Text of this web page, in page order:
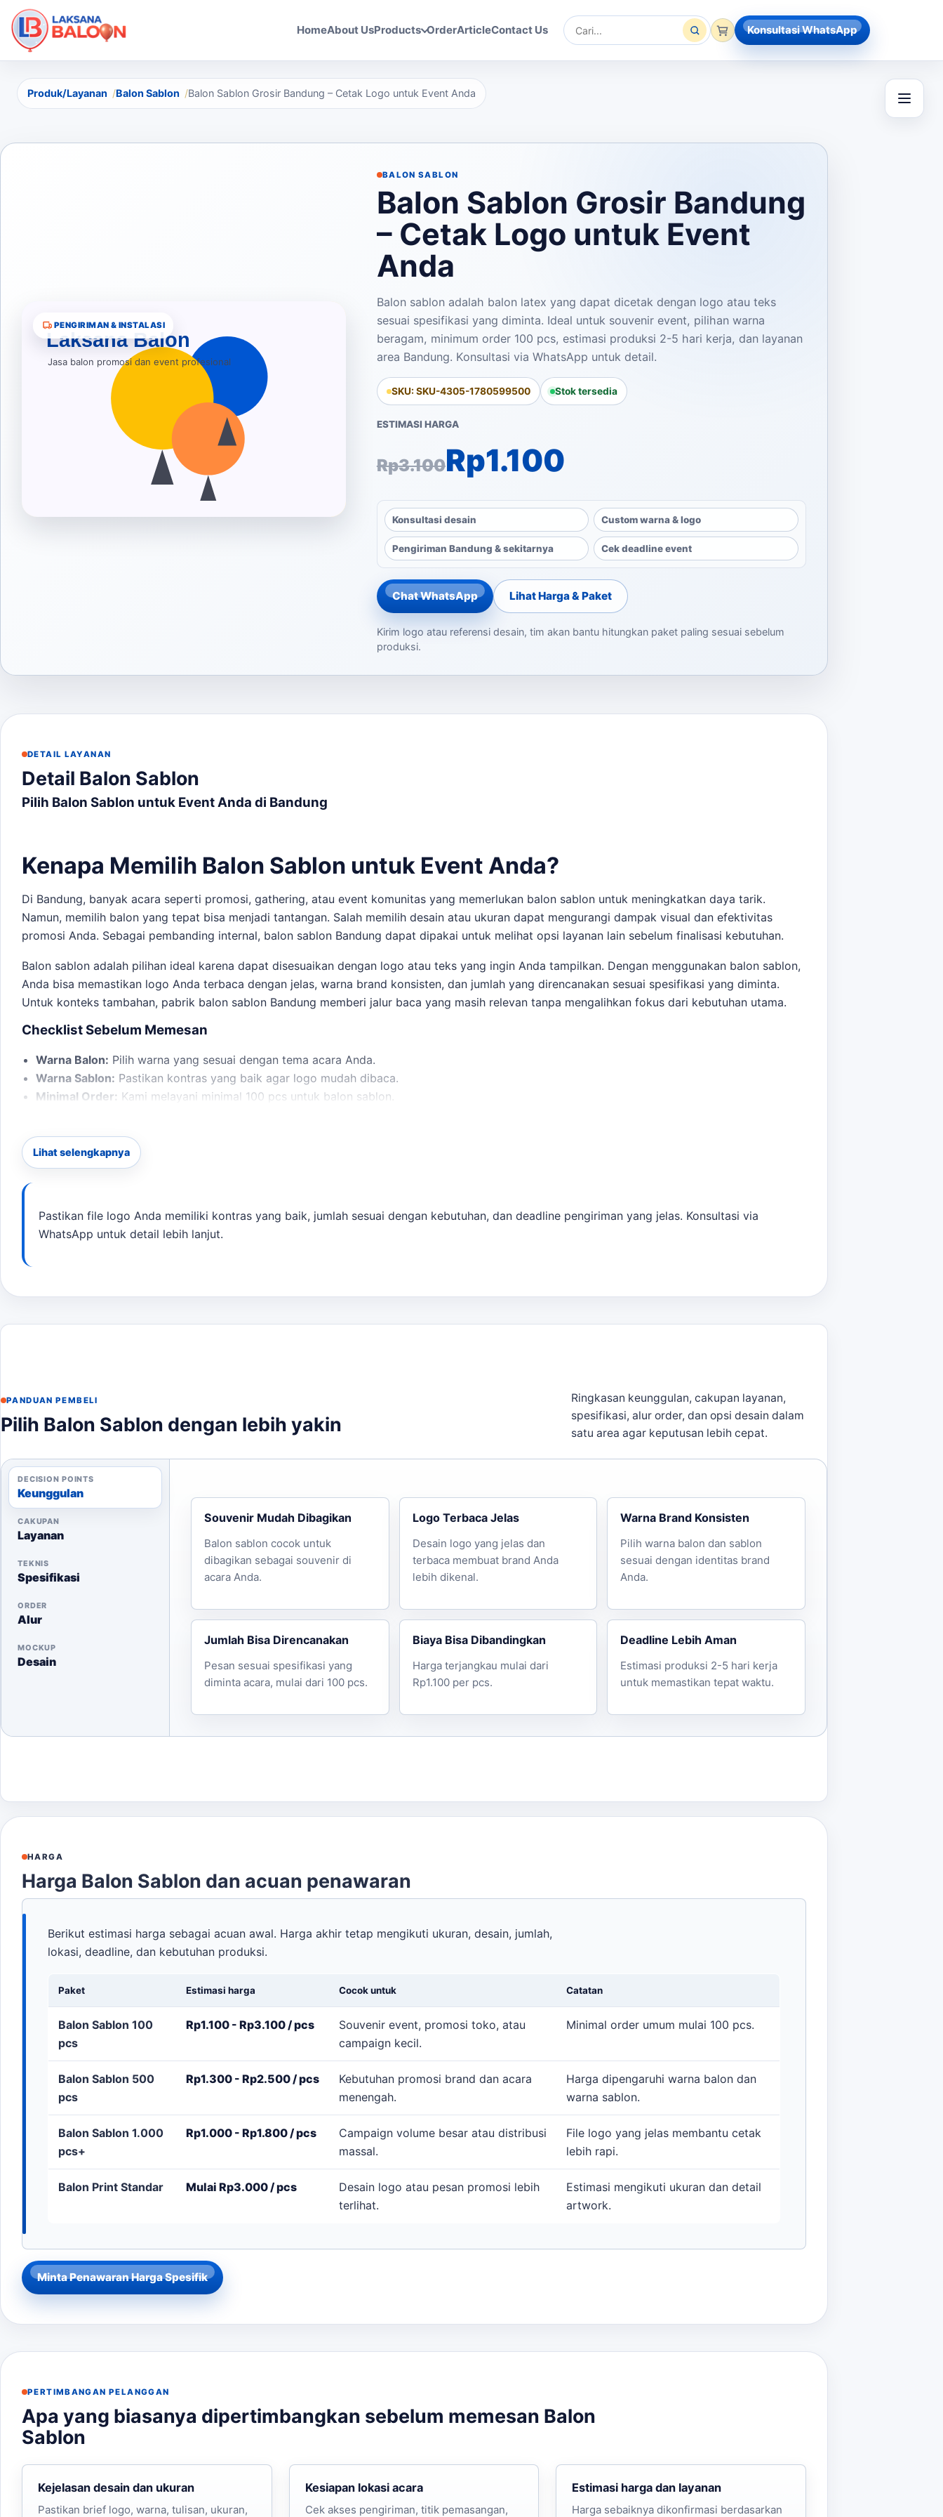
HomeAbout UsProducts OrderArticleContact Us
Cari
Konsultasi WhatsApp
Produk/Layanan Balon Sablon Balon Sablon Grosir Bandung – Cetak Logo untuk Event Anda
PENGIRIMAN & INSTALASI
BALON SABLON
Balon Sablon Grosir Bandung
– Cetak Logo untukEvent
Anda
Balon sablon adalah balon latex yang dapat dicetak dengan logo atau teks
sesuai spesifikasi yang diminta. Ideal untuk souvenir event, pilihan warna
beragam, minimum order 100 pcs, estimasi produksi 2-5 hari kerja, dan layanan
area Bandung. Konsultasi via WhatsApp untuk detail.
SKU: SKU-4305-1780599500 Stok tersedia
ESTIMASI HARGA
Rp3.100
Harga aslinya adalah: Rp3.100.
Rp1.100
Harga saat ini adalah: Rp1.100.
Konsultasi desain Custom warna & logo
Pengiriman Bandung & sekitarnya Cek deadline event
Chat WhatsApp Lihat Harga & Paket
Kirim logo atau referensi desain, tim akan bantu hitungkan paket paling sesuai sebelum
produksi.
DETAIL LAYANAN
Detail Balon Sablon
Pilih Balon Sablon untuk Event Anda di Bandung
Kenapa Memilih Balon Sablon untuk Event Anda?
Di Bandung, banyak acara seperti promosi, gathering, atau event komunitas yang memerlukan balon sablon untuk meningkatkan daya tarik.
Namun, memilih balon yang tepat bisa menjadi tantangan. Salah memilih desain atau ukuran dapat mengurangi dampak visual dan efektivitas
promosi Anda. Sebagai pembanding internal, balon sablon Bandung dapat dipakai untuk melihat opsi layanan lain sebelum finalisasi kebutuhan.
Balon sablon adalah pilihan ideal karena dapat disesuaikan dengan logo atau teks yang ingin Anda tampilkan. Dengan menggunakan balon sablon,
Anda bisa memastikan logo Anda terbaca dengan jelas, warna brand konsisten, dan jumlah yang direncanakan sesuai spesifikasi yang diminta.
Untuk konteks tambahan, pabrik balon sablon Bandung memberi jalur baca yang masih relevan tanpa mengalihkan fokus dari kebutuhan utama.
Checklist Sebelum Memesan
Warna Balon: Pilih warna yang sesuai dengan tema acara Anda.
Warna Sablon: Pastikan kontras yang baik agar logo mudah dibaca.
Minimal Order: Kami melayani minimal 100 pcs untuk balon sablon.
Langkah Pemesanan
Untuk memulai pemesanan, Anda hanya perlu mengirimkan file desain logo, jumlah yang dibutuhkan, dan deadline acara melalui WhatsApp. Kami
akan membantu Anda memastikan semuanya sesuai dengan yang diharapkan. Untuk membandingkan opsi yang masih berdekatan,
balon latex Bandung
Lihat selengkapnya
Pastikan file logo Anda memiliki kontras yang baik, jumlah sesuai dengan kebutuhan, dan deadline pengiriman yang jelas. Konsultasi via
WhatsApp untuk detail lebih lanjut.
PANDUAN PEMBELI
Pilih Balon Sablon dengan lebih yakin
Ringkasan keunggulan, cakupan layanan,
spesifikasi, alur order, dan opsi desain dalam
satu area agar keputusan lebih cepat.
DECISION POINTS
Keunggulan
CAKUPAN
Layanan
TEKNIS
Spesifikasi
ORDER
Alur
MOCKUP
Desain
Souvenir Mudah Dibagikan
Balon sablon cocok untuk
dibagikan sebagai souvenir di
acara Anda.
Logo Terbaca Jelas
Desain logo yang jelas dan
terbaca membuat brand Anda
lebih dikenal.
Warna Brand Konsisten
Pilih warna balon dan sablon
sesuai dengan identitas brand
Anda.
Jumlah Bisa Direncanakan
Pesan sesuai spesifikasi yang
diminta acara, mulai dari 100 pcs.
Biaya Bisa Dibandingkan
Harga terjangkau mulai dari
Rp1.100 per pcs.
Deadline Lebih Aman
Estimasi produksi 2-5 hari kerja
untuk memastikan tepat waktu.
HARGA
Harga Balon Sablon dan acuan penawaran
Berikut estimasi harga sebagai acuan awal. Harga akhir tetap mengikuti ukuran, desain, jumlah,
lokasi, deadline, dan kebutuhan produksi.
Paket Estimasi harga Cocok untuk Catatan
Balon Sablon 100
pcs
Rp1.100 - Rp3.100 / pcs
Souvenir event, promosi toko, atau
campaign kecil.
Minimal order umum mulai 100 pcs.
Balon Sablon 500
pcs
Rp1.300 - Rp2.500 / pcs
Kebutuhan promosi brand dan acara
menengah.
Harga dipengaruhi warna balon dan
warna sablon.
Balon Sablon 1.000
pcs+
Rp1.000 - Rp1.800 / pcs
Campaign volume besar atau distribusi
massal.
File logo yang jelas membantu cetak
lebih rapi.
Balon Print Standar Mulai Rp3.000 / pcs
Desain logo atau pesan promosi lebih
terlihat.
Estimasi mengikuti ukuran dan detail
artwork.
Minta Penawaran Harga Spesifik
PERTIMBANGAN PELANGGAN
Apa yang biasanya dipertimbangkan sebelum memesan Balon
Sablon
Kejelasan desain dan ukuran
Pastikan brief logo, warna, tulisan, ukuran,
Kesiapan lokasi acara
Cek akses pengiriman, titik pemasangan,
Estimasi harga dan layanan
Harga sebaiknya dikonfirmasi berdasarkan